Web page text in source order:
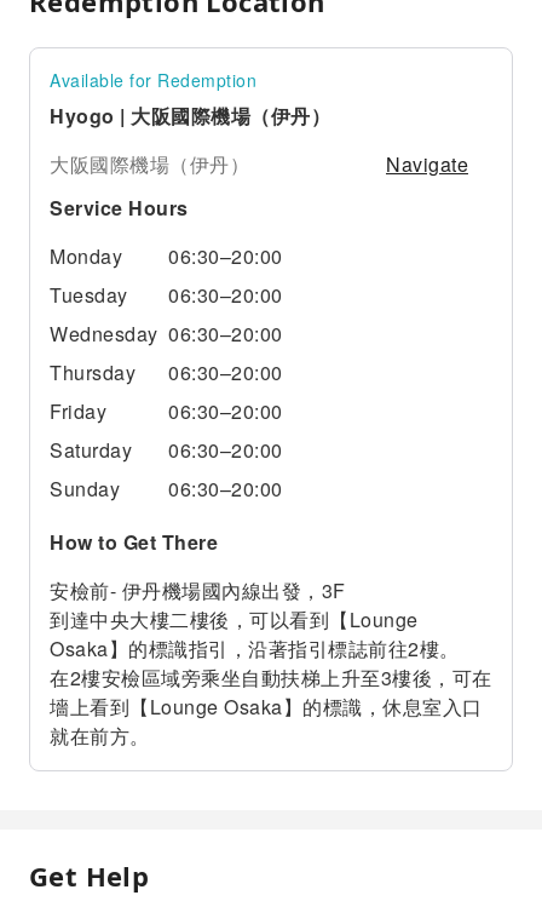
Available for Redemption
Hyogo | 大阪國際機場（伊丹）
大阪國際機場（伊丹）
Navigate
Service Hours
Monday
06:30–20:00
Tuesday
06:30–20:00
Wednesday 06:30–20:00
Thursday
06:30–20:00
Friday
06:30–20:00
Saturday
06:30–20:00
Sunday
06:30–20:00
How to Get There
安檢前- 伊丹機場國內線出發，3F
到達中央大樓二樓後，可以看到【Lounge
Osaka】的標識指引，沿著指引標誌前往2樓。
在2樓安檢區域旁乘坐自動扶梯上升至3樓後，可在
墻上看到【Lounge Osaka】的標識，休息室入口
就在前方。
Get Help